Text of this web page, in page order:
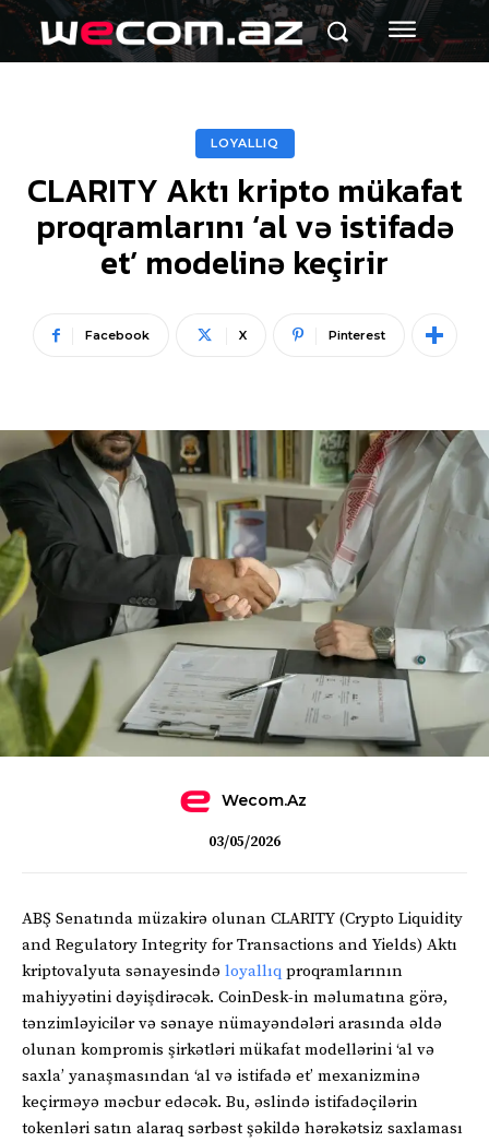
LOYALLIQ
CLARITY Aktı kripto mükafat
proqramlarını ‘al və istifadə
et’ modelinə keçirir
Facebook X Pinterest
Wecom.az
03/05/2026
ABŞ Senatında müzakirə olunan CLARITY (Crypto Liquidity
and Regulatory Integrity for Transactions and Yields) Aktı
kriptovalyuta sənayesində loyallıq proqramlarının
mahiyyətini dəyişdirəcək. CoinDesk-in məlumatına görə,
tənzimləyicilər və sənaye nümayəndələri arasında əldə
olunan kompromis şirkətləri mükafat modellərini ‘al və
saxla’ yanaşmasından ‘al və istifadə et’ mexanizminə
keçirməyə məcbur edəcək. Bu, əslində istifadəçilərin
tokenləri satın alaraq sərbəst şəkildə hərəkətsiz saxlaması